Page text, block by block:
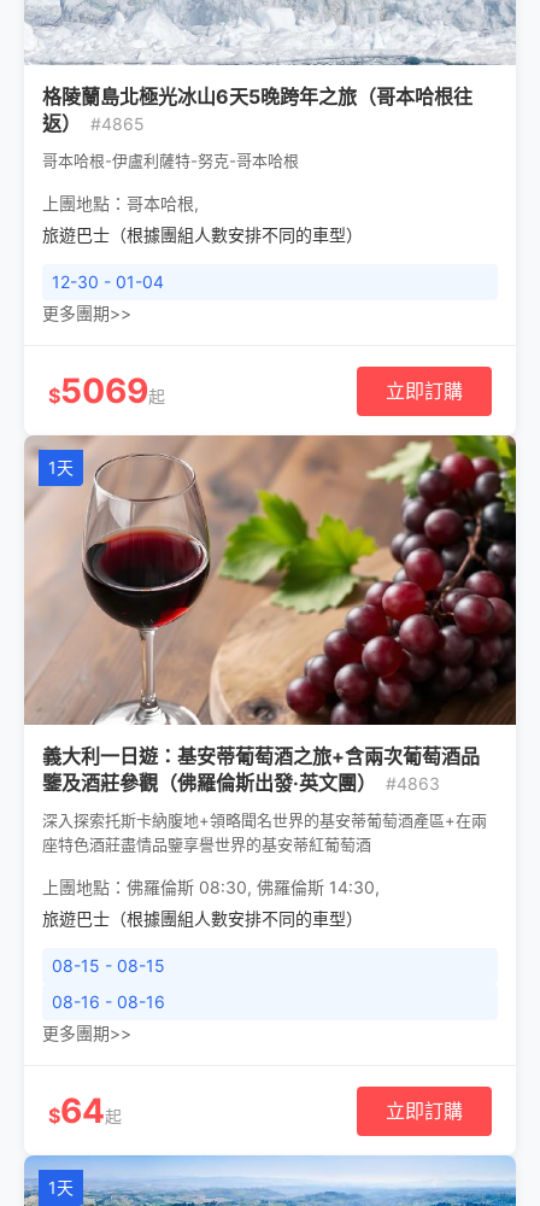
格陵蘭島北極光冰山6天5晚跨年之旅（哥本哈根往
返）
#4865
哥本哈根-伊盧利薩特-努克-哥本哈根
上團地點： 哥本哈根,
旅遊巴士（根據團組人數安排不同的車型）
12-30 - 01-04
更多團期>>
$5069起 立即訂購
1天
義大利一日遊：基安蒂葡萄酒之旅+含兩次葡萄酒品
鑒及酒莊參觀（佛羅倫斯出發·英文團）
#4863
深入探索托斯卡納腹地+領略聞名世界的基安蒂葡萄酒產區+在兩
座特色酒莊盡情品鑒享譽世界的基安蒂紅葡萄酒
上團地點： 佛羅倫斯 08:30, 佛羅倫斯 14:30,
旅遊巴士（根據團組人數安排不同的車型）
08-15 - 08-15
08-16 - 08-16
更多團期>>
$64起 立即訂購
1天